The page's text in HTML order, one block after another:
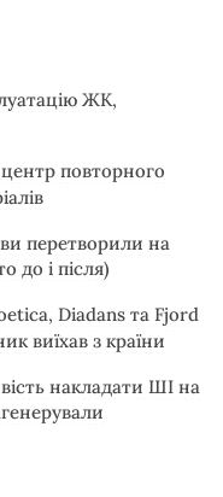
ЖК,
повторного
перетворили на
до і після)
Diadans та Fjord
виїхав з країни
накладати ШІ на